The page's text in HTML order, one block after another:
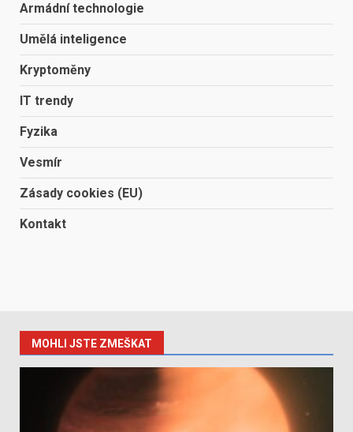
Armádní technologie
Umělá inteligence
Kryptoměny
IT trendy
Fyzika
Vesmír
Zásady cookies (EU)
Kontakt
MOHLI JSTE ZMEŠKAT